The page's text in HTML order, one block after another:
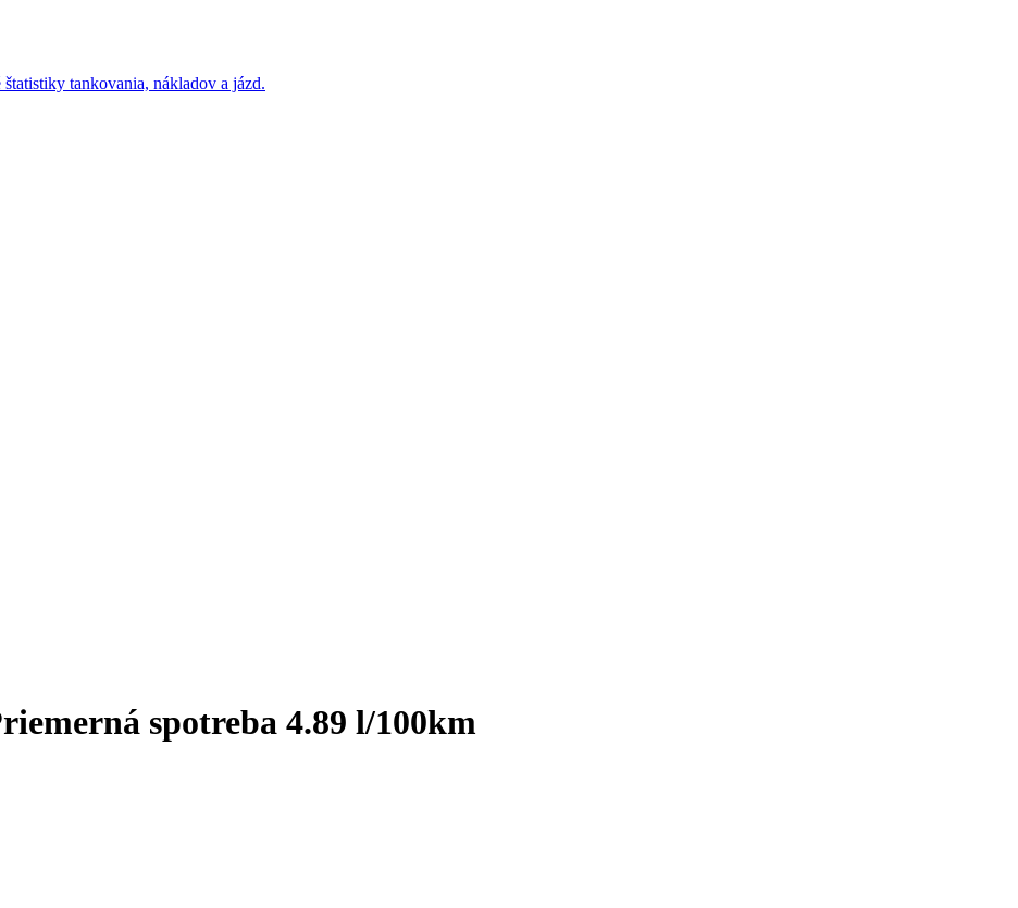
spotreba 4.89 l/100km